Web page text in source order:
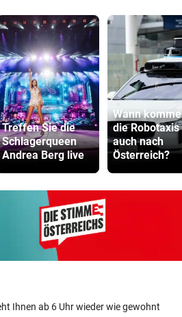
Treffen Sie die
Schlagerqueen
Andrea Berg live
Wann
die Robotaxis
auch nach
Österreich?
Ihnen ab 6 Uhr wieder wie gewohnt